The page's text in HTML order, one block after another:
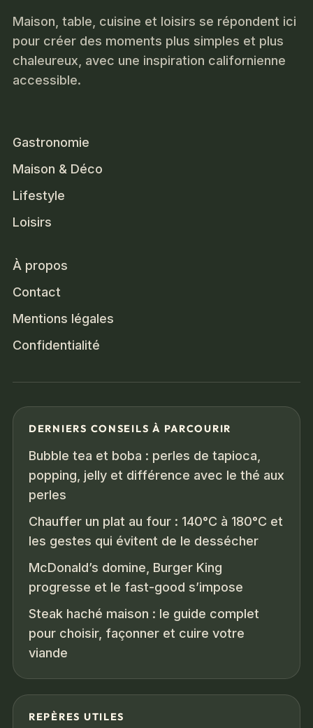
Maison, table, cuisine et loisirs se répondent ici
pour créer des moments plus simples et plus
chaleureux, avec une inspiration californienne
accessible.
Gastronomie
Maison & Déco
Lifestyle
Loisirs
À propos
Contact
Mentions légales
Confidentialité
DERNIERS CONSEILS À PARCOURIR
Bubble tea et boba : perles de tapioca,
popping, jelly et différence avec le thé aux
perles
Chauffer un plat au four : 140°C à 180°C et
les gestes qui évitent de le dessécher
McDonald’s domine, Burger King
progresse et le fast-good s’impose
Steak haché maison : le guide complet
pour choisir, façonner et cuire votre
viande
REPÈRES UTILES